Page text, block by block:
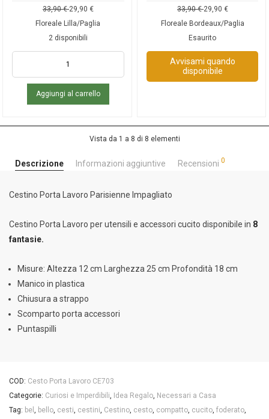
33,90€ 29,90 €
Floreale Lilla/Paglia
2 disponibili
Aggiungi al carrello
33,90€ 29,90 €
Floreale Bordeaux/Paglia
Esaurito
Avvisami quando
disponibile
Vista da 1 a 8 di 8 elementi
Descrizione Informazioni aggiuntive Recensioni 0
Cestino Porta Lavoro Parisienne Impagliato
Cestino Porta Lavoro per utensili e accessori cucito disponibile in 8
fantasie.
Misure: Altezza 12 cm Larghezza 25 cm Profondità 18 cm
Manico in plastica
Chiusura a strappo
Scomparto porta accessori
Puntaspilli
COD: Cesto Porta Lavoro CE703
Categorie: Curiosi e Imperdibili Idea Regalo Necessari a Casa
Tag: bel bello cesti cestini Cestino cesto compatto cucito foderato